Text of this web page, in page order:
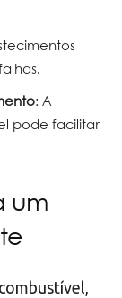
: A
pode facilitar
um